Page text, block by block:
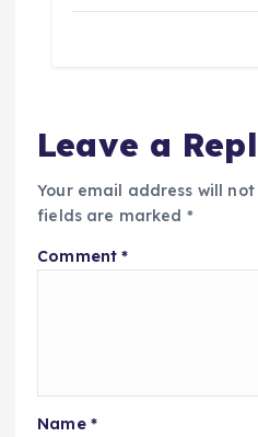
Leave a
Your email address will
fields are marked *
Comment*
Name *